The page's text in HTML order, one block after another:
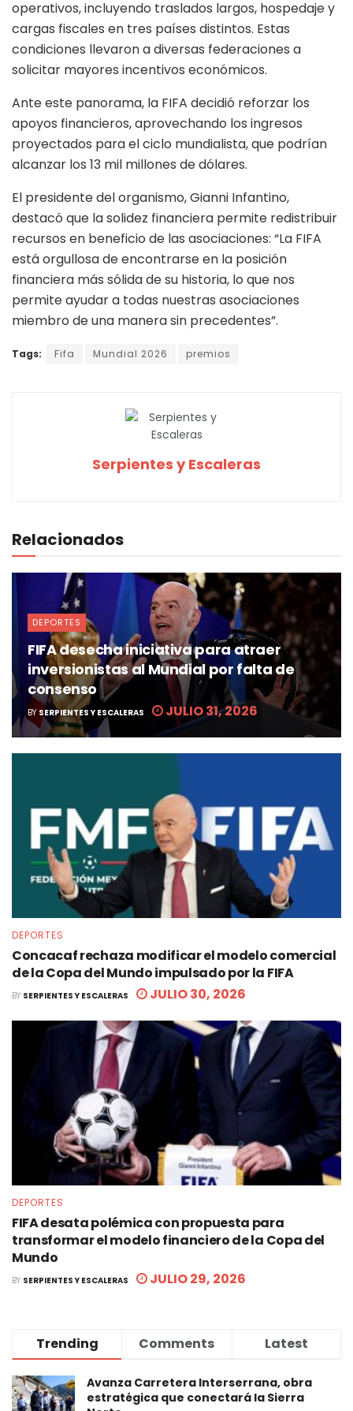
operativos, incluyendo traslados largos, hospedaje y
cargas fiscales en tres países distintos. Estas
condiciones llevaron a diversas federaciones a
solicitar mayores incentivos económicos.
Ante este panorama, la FIFA decidió reforzar los
apoyos financieros, aprovechando los ingresos
proyectados para el ciclo mundialista, que podrían
alcanzar los 13 mil millones de dólares.
El presidente del organismo, Gianni Infantino,
destacó que la solidez financiera permite redistribuir
recursos en beneficio de las asociaciones: “La FIFA
está orgullosa de encontrarse en la posición
financiera más sólida de su historia, lo que nos
permite ayudar a todas nuestras asociaciones
miembro de una manera sin precedentes”.
Tags: Fifa Mundial 2026 premios
Serpientes y Escaleras
Relacionados
DEPORTES
FIFA desecha iniciativa para atraer
inversionistas al Mundial por falta de
consenso
BY SERPIENTES Y ESCALERAS JULIO 31, 2026
DEPORTES
Concacaf rechaza modificar el modelo comercial
de la Copa del Mundo impulsado por la FIFA
BY SERPIENTES Y ESCALERAS JULIO 30, 2026
DEPORTES
FIFA desata polémica con propuesta para
transformar el modelo financiero de la Copa del
Mundo
BY SERPIENTES Y ESCALERAS JULIO 29, 2026
Trending Comments Latest
Avanza Carretera Interserrana, obra
estratégica que conectará la Sierra